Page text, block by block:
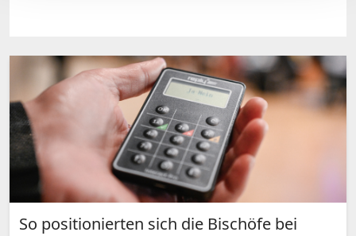
So positionierten sich die Bischöfe bei